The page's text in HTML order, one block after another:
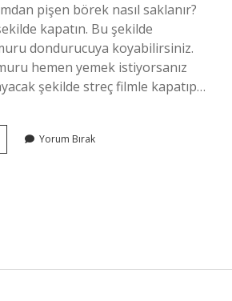
pişen börek nasıl saklanır?
kapatın. Bu şekilde
dondurucuya koyabilirsiniz.
hemen yemek istiyorsanız
şekilde streç filmle kapatıp…
Yorum Bırak